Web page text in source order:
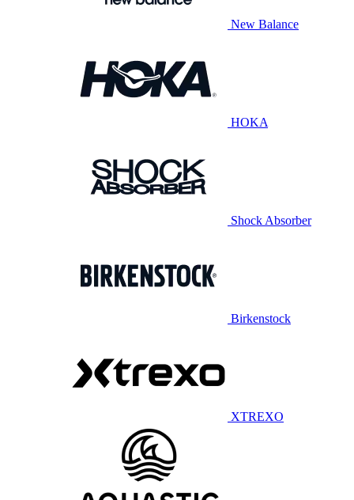
New Balance
HOKA
Shock Absorber
Birkenstock
XTREXO